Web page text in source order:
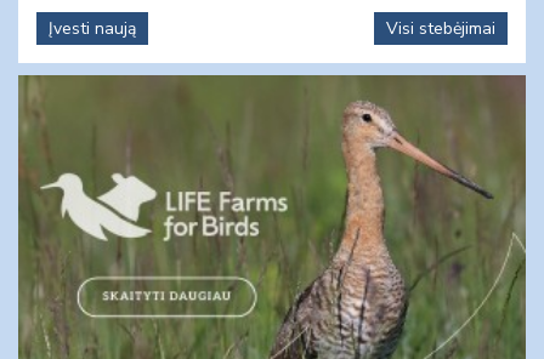
Įvesti naują
Visi stebėjimai